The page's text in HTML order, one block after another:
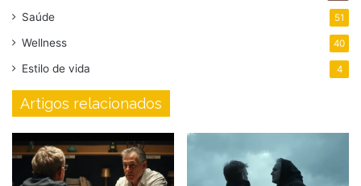
Saúde 51
Wellness 40
Estilo de vida 4
Artigos relacionados